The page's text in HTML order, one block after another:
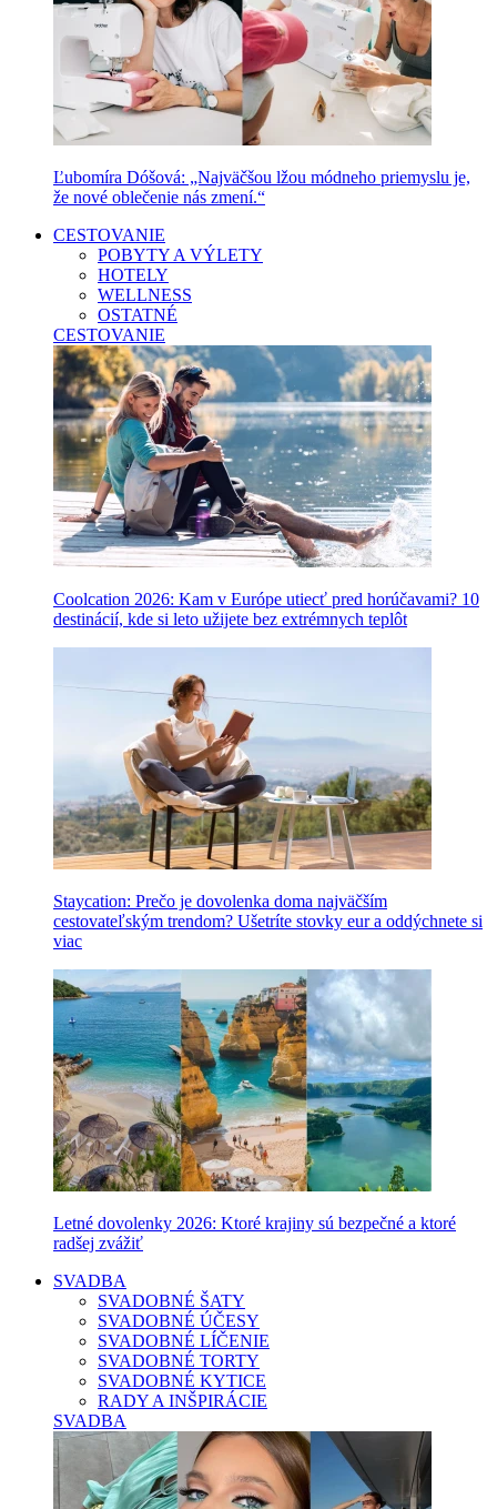
Ľubomíra Dóšová: „Najväčšou lžou módneho priemyslu je,
že nové oblečenie nás zmení.“
CESTOVANIE
POBYTY A VÝLETY
HOTELY
WELLNESS
OSTATNÉ
CESTOVANIE
Coolcation 2026: Kam v Európe utiecť pred horúčavami? 10
destinácií, kde si leto užijete bez extrémnych teplôt
Staycation: Prečo je dovolenka doma najväčším
cestovateľským trendom? Ušetríte stovky eur a oddýchnete si
viac
Letné dovolenky 2026: Ktoré krajiny sú bezpečné a ktoré
radšej zvážiť
SVADBA
SVADOBNÉ ŠATY
SVADOBNÉ ÚČESY
SVADOBNÉ LÍČENIE
SVADOBNÉ TORTY
SVADOBNÉ KYTICE
RADY A INŠPIRÁCIE
SVADBA